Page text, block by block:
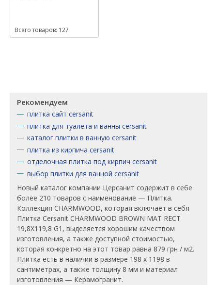
Всего товаров: 127
Рекомендуем
плитка сайт cersanit
плитка для туалета и ванны cersanit
каталог плитки в ванную cersanit
плитка из кирпича cersanit
отделочная плитка под кирпич cersanit
выбор плитки для ванной cersanit
Новый каталог компании Церсанит содержит в себе
более 210 товаров с наименование — Плитка.
Коллекция CHARMWOOD, которая включает в себя
Плитка Cersanit CHARMWOOD BROWN MAT RECT
19,8X119,8 G1, выделяется хорошим качеством
изготовления, а также доступной стоимостью,
которая конкретно на этот товар равна 879 грн / м2.
Плитка есть в наличии в размере 198 х 1198 в
сантиметрах, а также толщину 8 мм и материал
изготовления — Керамогранит.